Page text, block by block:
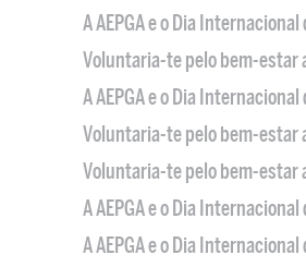
A AEPGA e o Dia
Voluntaria-te pelo bem-estar
A AEPGA e o Dia
Voluntaria-te pelo bem-estar
Voluntaria-te pelo bem-estar
A AEPGA e o Dia
A AEPGA e o Dia